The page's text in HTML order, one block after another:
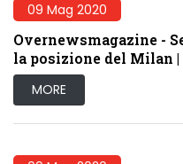
09 Mag 2020
Overnewsmagazine -
la posizione del Milan |
MORE